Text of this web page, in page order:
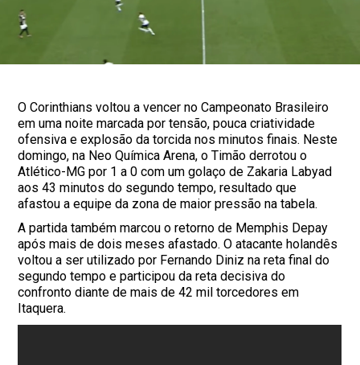
O Corinthians voltou a vencer no Campeonato Brasileiro
em uma noite marcada por tensão, pouca criatividade
ofensiva e explosão da torcida nos minutos finais. Neste
domingo, na Neo Química Arena, o Timão derrotou o
Atlético-MG por 1 a 0 com um golaço de Zakaria Labyad
aos 43 minutos do segundo tempo, resultado que
afastou a equipe da zona de maior pressão na tabela.
A partida também marcou o retorno de Memphis Depay
após mais de dois meses afastado. O atacante holandês
voltou a ser utilizado por Fernando Diniz na reta final do
segundo tempo e participou da reta decisiva do
confronto diante de mais de 42 mil torcedores em
Itaquera.